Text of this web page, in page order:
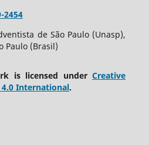
2454
de São Paulo (Unasp),
Paulo (Brasil)
is licensed underCreative
International.